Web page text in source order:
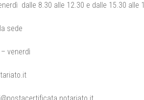
dalle 8.30 alle 12.30 e dalle 15.30 alle
sede
venerdì